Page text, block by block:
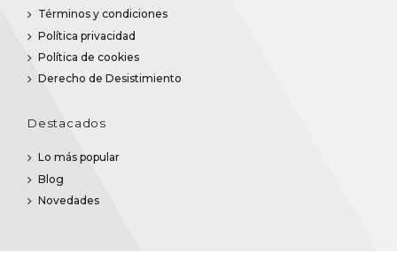
Términos y condiciones
Política privacidad
Política de cookies
Derecho de Desistimiento
Destacados
Lo más popular
Blog
Novedades